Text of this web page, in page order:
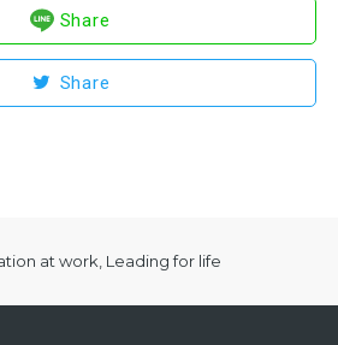
Share
Share
at work, Leading for life